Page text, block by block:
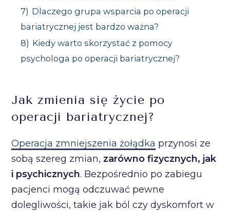
7) Dlaczego grupa wsparcia po operacji
bariatrycznej jest bardzo ważna?
8) Kiedy warto skorzystać z pomocy
psychologa po operacji bariatrycznej?
Jak zmienia się życie po
operacji bariatrycznej?
Operacja zmniejszenia żołądka przynosi ze
sobą szereg zmian, zarówno fizycznych, jak
i psychicznych. Bezpośrednio po zabiegu
pacjenci mogą odczuwać pewne
dolegliwości, takie jak ból czy dyskomfort w